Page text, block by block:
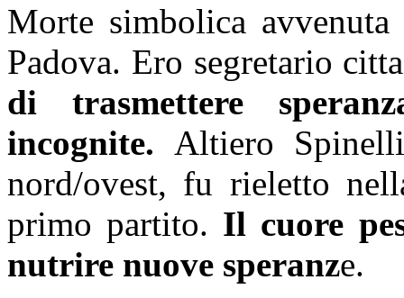
Morte simbolica
Padova. Ero segretario
di trasmettere
incognite. Altiero
nord/ovest, fu rieletto
primo partito. Il cuore
nutrire nuove speranze.